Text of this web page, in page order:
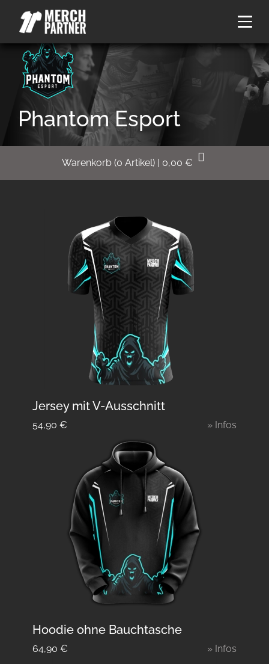
Phantom Esport
Warenkorb (0 Artikel) | 0,00 €
Jersey mit V-Ausschnitt
54,90 € » Infos
Hoodie ohne Bauchtasche
64,90 € » Infos